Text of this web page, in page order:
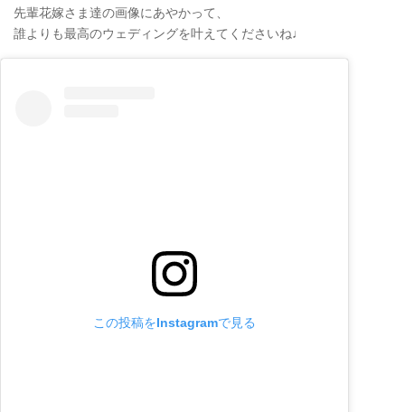
先輩花嫁さま達の画像にあやかって、
誰よりも最高のウェディングを叶えてくださいね♩
この投稿をInstagramで見る